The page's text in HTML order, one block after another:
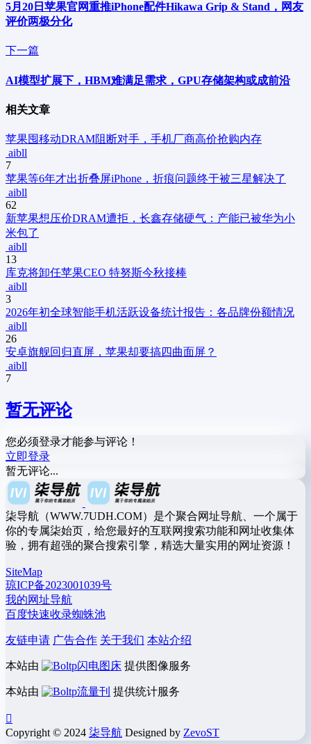
5月20日苹果官网重推iPhone配件Hikawa Grip & Stand，网友
评价两极分化
下一篇
AI模型扩展下，HBM难满足需求，GPU存储架构或成前沿
相关文章
苹果囤移动DRAM阻断对手，手机厂商高价抢购内存
aibll
7
苹果等6年才出折叠屏iPhone，折痕问题终于被三星解决了
aibll
62
新苹果想压价DRAM遭拒，长鑫存储硬气：产能已被华为小
米包了
aibll
13
库克将卸任苹果CEO 特努斯今秋接棒
aibll
3
2026年初全球智能手机活跃设备统计报告：各品牌份额情况
aibll
26
安卓旗舰回归直屏，苹果却要搞四曲面屏？
aibll
7
暂无评论
您必须登录才能参与评论！
立即登录
暂无评论...
柒导航（WWW.7UDH.COM）是个聚合网址导航、一个属于
你的专属柒始页，给您最好的互联网搜索功能和网址收集体
验，拥有超强的聚合搜索引擎，精选大量实用的网址资源！
SiteMap
琼ICP备2023001039号
我的网址导航
百度快速收录蜘蛛池
友链申请 广告合作 关于我们 本站介绍
本站由 闪电图床 提供图像服务
本站由 流量刊 提供统计服务
Copyright © 2024 柒导航 Designed by ZevoST